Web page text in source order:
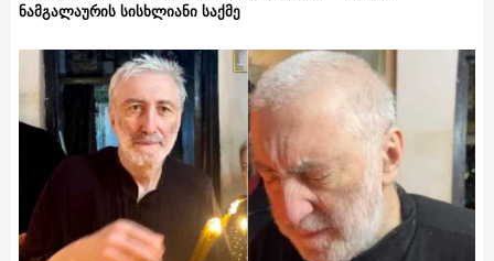
ნამგალაურის სისხლიანი საქმე